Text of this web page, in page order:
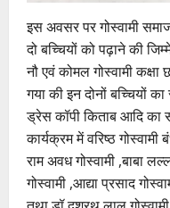
इस अवसर पर गोस्वामी
दो बच्चियों को पढ़ाने की
नौ एवं कोमल गोस्वामी कक्षा
गया की इन दोनों बच्चियों
ड्रेस कॉपी किताब आदि का
कार्यक्रम में वरिष्ठ
राम अवध गोस्वामी ,बाबा
गोस्वामी ,आद्या प्रसाद